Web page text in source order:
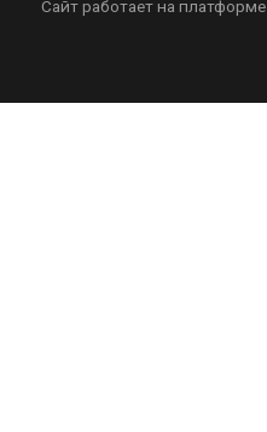
Сайт работает на платформе